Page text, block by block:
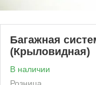
Багажная
(Крыловидная)
В наличии
Розница